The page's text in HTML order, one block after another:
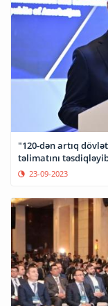
"120-dən artıq
təlimatını
23-09-2023